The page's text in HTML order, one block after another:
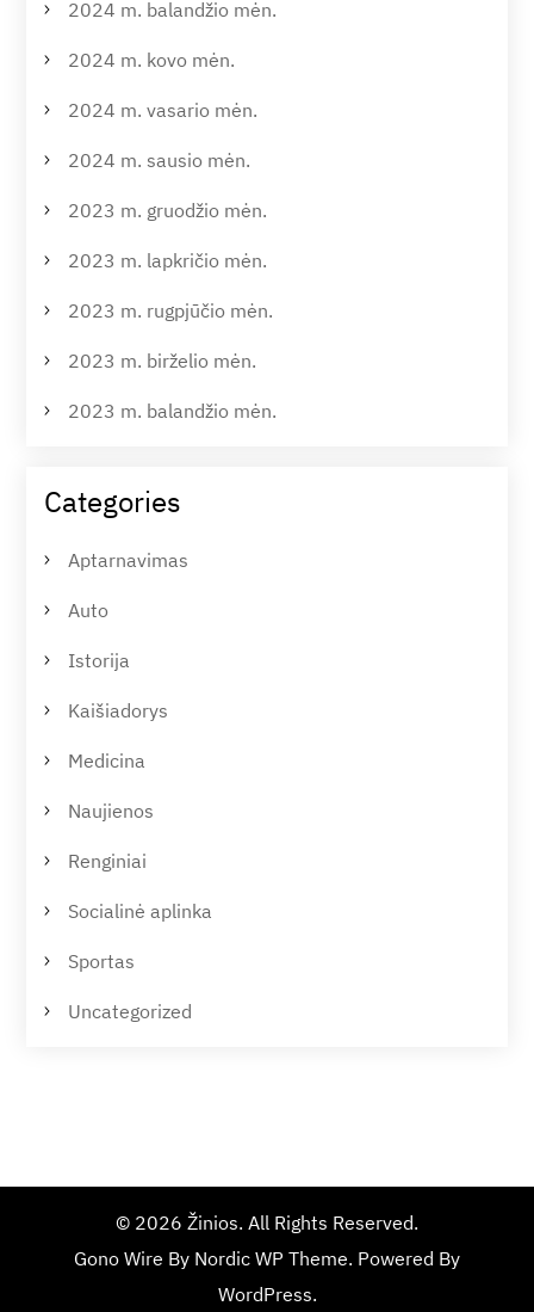
2024 m. balandžio mėn.
2024 m. kovo mėn.
2024 m. vasario mėn.
2024 m. sausio mėn.
2023 m. gruodžio mėn.
2023 m. lapkričio mėn.
2023 m. rugpjūčio mėn.
2023 m. birželio mėn.
2023 m. balandžio mėn.
Categories
Aptarnavimas
Auto
Istorija
Kaišiadorys
Medicina
Naujienos
Renginiai
Socialinė aplinka
Sportas
Uncategorized
© 2026 Žinios. All Rights Reserved.
Gono Wire By Nordic WP Theme. Powered By
WordPress.